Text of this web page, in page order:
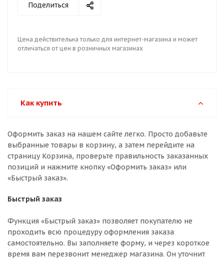
Поделиться
Цена действительна только для интернет-магазина и может
отличаться от цен в розничных магазинах
Как купить
Оформить заказ на нашем сайте легко. Просто добавьте
выбранные товары в корзину, а затем перейдите на
страницу Корзина, проверьте правильность заказанных
позиций и нажмите кнопку «Оформить заказ» или
«Быстрый заказ».
Быстрый заказ
Функция «Быстрый заказ» позволяет покупателю не
проходить всю процедуру оформления заказа
самостоятельно. Вы заполняете форму, и через короткое
время вам перезвонит менеджер магазина. Он уточнит